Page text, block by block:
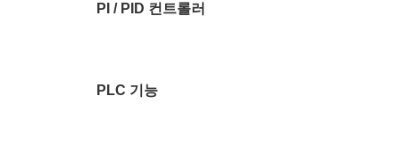
PI / PID 컨트롤러
PLC 기능